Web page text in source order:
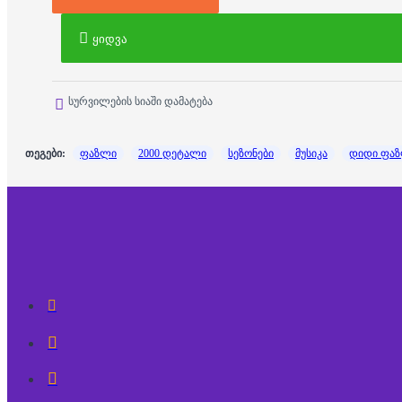
ყიდვა
სურვილების სიაში დამატება
თეგები: ფაზლი 2000 დეტალი სეზონები მუსიკა დიდი